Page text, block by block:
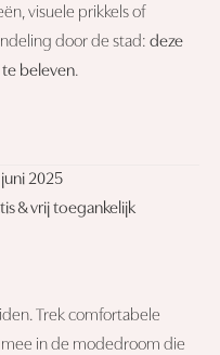
visuele prikkels of
door de stad:deze
beleven.
2025
& vrij toegankelijk
Trek comfortabele
in de modedroom die